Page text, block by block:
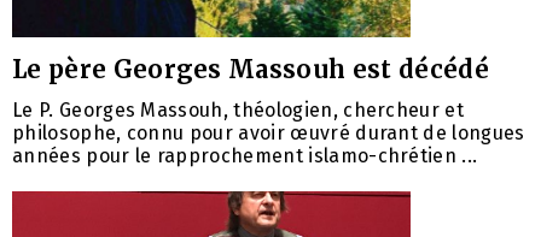
Le père Georges Massouh est décédé
Le P. Georges Massouh, théologien, chercheur et
philosophe, connu pour avoir œuvré durant de longues
années pour le rapprochement islamo-chrétien ...